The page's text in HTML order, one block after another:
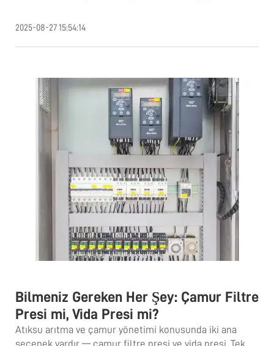
2025-08-27 15:54:14
Bilmeniz Gereken Her Şey: Çamur Filtre
Presi mi, Vida Presi mi?
Atıksu arıtma ve çamur yönetimi konusunda iki ana
seçenek vardır — çamur filtre presi ve vida presi. Tek